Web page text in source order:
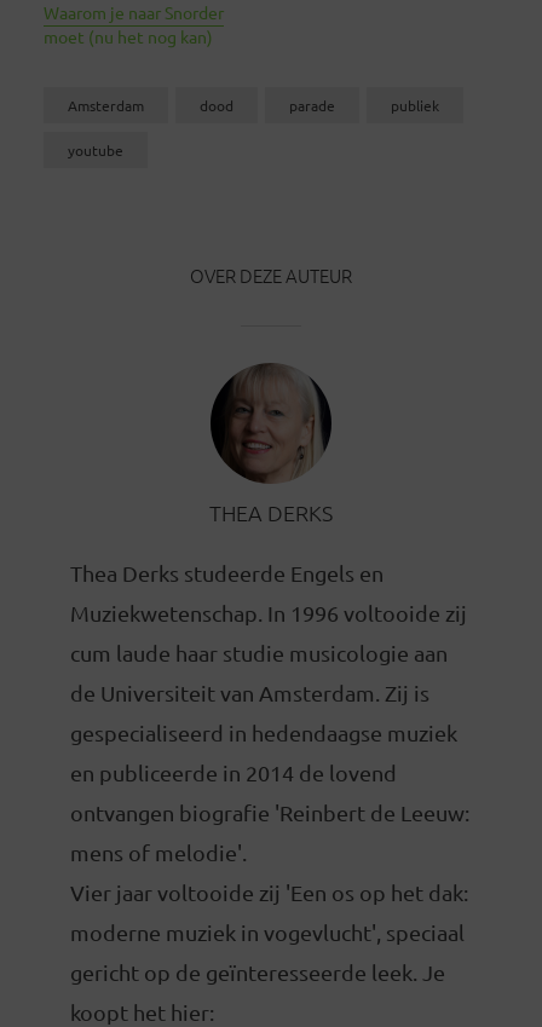
Waarom je naar Snorder
moet (nu het nog kan)
Amsterdam dood parade publiek
youtube
OVER DEZE AUTEUR
THEA DERKS
Thea Derks studeerde Engels en
Muziekwetenschap. In 1996 voltooide zij
cum laude haar studie musicologie aan
de Universiteit van Amsterdam. Zij is
gespecialiseerd in hedendaagse muziek
en publiceerde in 2014 de lovend
ontvangen biografie 'Reinbert de Leeuw:
mens of melodie'.
Vier jaar voltooide zij 'Een os op het dak:
moderne muziek in vogevlucht', speciaal
gericht op de geïnteresseerde leek. Je
koopt het hier: